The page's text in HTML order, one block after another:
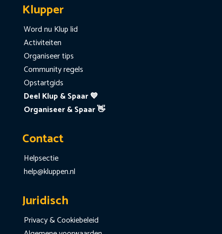
Klupper
Word nu Klup lid
Activiteiten
Organiseer tips
Community regels
Opstartgids
Deel Klup & Spaar 💙
Organiseer & Spaar 👋
Contact
Helpsectie
help@kluppen.nl
Juridisch
Privacy & Cookiebeleid